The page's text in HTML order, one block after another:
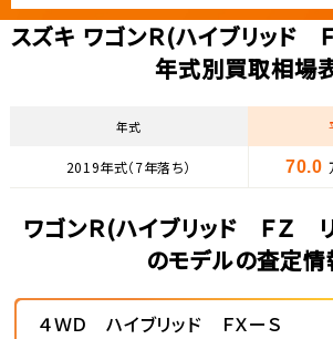
スズキ ワゴンＲ(ハイブリッド
年式別買取相場
年式
2019年式（7年落ち） 70.0
ワゴンＲ(ハイブリッド ＦＺ
のモデルの査定情
４ＷＤ ハイブリッド ＦＸーＳ